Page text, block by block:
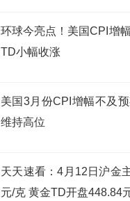
环球今亮点！美国CPI增
TD小幅收涨
美国3月份CPI增幅不及
维持高位
天天速看：4月12日沪金
元/克 黄金TD开盘448.84